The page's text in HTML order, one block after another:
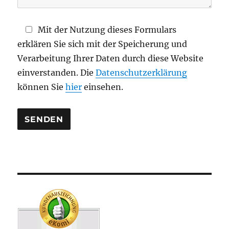
l
e
e
r
Mit der Nutzung dieses Formulars
erklären Sie sich mit der Speicherung und
Verarbeitung Ihrer Daten durch diese Website
einverstanden. DieDatenschutzerklärung
können Siehier einsehen.